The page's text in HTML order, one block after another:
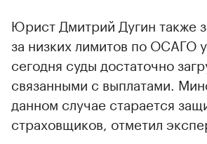
Юрист Дмитрий Дугин также
за низких лимитов по ОСАГО
сегодня суды достаточно
связанными с выплатами.
данном случае старается
страховщиков, отметил